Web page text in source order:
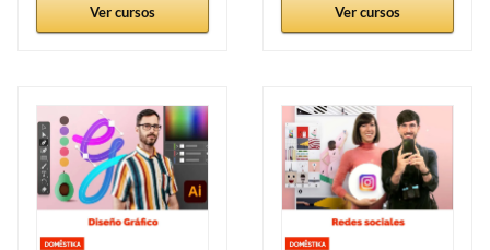
Ver cursos Ver cursos